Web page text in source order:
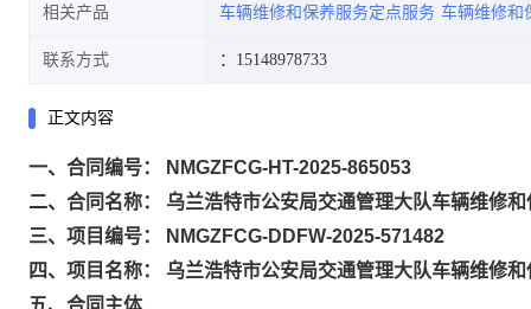
相关产品 车辆维修和保养服务定点服务 车辆维修和
联系方式 ：15148978733
正文内容
一、合同编号： NMGZFCG-HT-2025-865053
二、合同名称： 乌兰浩特市公安局交通管理大队车辆维修
三、项目编号： NMGZFCG-DDFW-2025-571482
四、项目名称： 乌兰浩特市公安局交通管理大队车辆维修
五、合同主体